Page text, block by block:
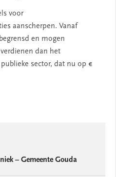
voor
aanscherpen. Vanaf
en mogen
dan het
sector, dat nu op €
– Gemeente Gouda